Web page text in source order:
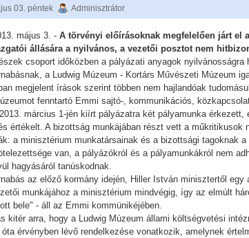
03. péntek Adminisztrátor
május 3. -A törvényi előírásoknak megfelelően járt el
állására a nyilvános, a vezetői posztot nem
csoport időközben a pályázati anyagok
a Ludwig Múzeum - Kortárs Művészeti Múzeum
megjelent írások szerint többen nem hajlandóak
fenntartó Emmi sajtó-, kommunikációs,
március 1-jén kiírt pályázatra két pályamunka
értékelt. A bizottság munkájában részt vett a
a minisztérium munkatársainak és a bizottsági tagoknak
van, a pályázókról és a pályamunkákról nem
hagyásáról tanúskodnak.
az előző kormány idején, Hiller István minisztertől
munkájához a minisztérium mindvégig, így az elmúlt
bele" - áll az Emmi kommünikéjében.
kitér arra, hogy a Ludwig Múzeum állami költségvetési
érvényben lévő rendelkezése vonatkozik, amelynek